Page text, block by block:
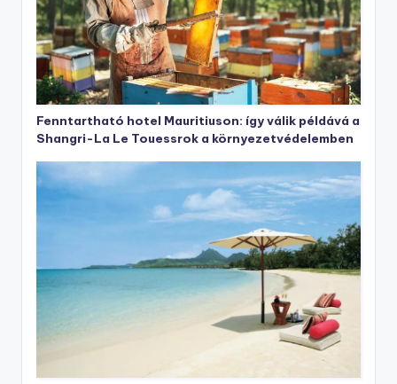
Fenntartható hotel Mauritiuson: így válik példává a
Shangri-La Le Touessrok a környezetvédelemben